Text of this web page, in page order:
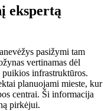
ekspertą
pasižymi tam
vertinamas dėl
infrastruktūros.
planuojami mieste, kur
centrai. Ši informacija
pirkėjui.